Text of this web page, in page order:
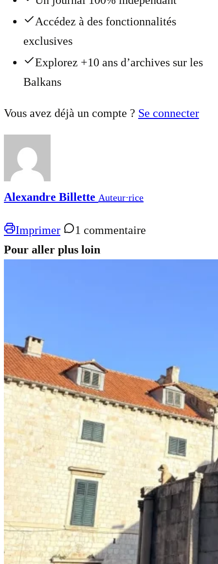
Accédez à des fonctionnalités
exclusives
Explorez +10 ans d’archives sur les
Balkans
Vous avez déjà un compte ? Se connecter
Alexandre Billette Auteur⋅rice
Imprimer
1 commentaire
Pour aller plus loin